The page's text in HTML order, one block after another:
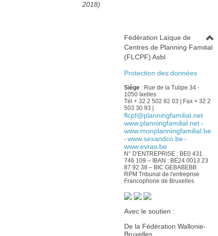
2018)
Fédération Laïque de
Centres de Planning Familial
(FLCPF) Asbl
Protection des données
Siège: Rue de la Tulipe 34 -
1050 Ixelles
Tél + 32 2 502 82 03 | Fax + 32 2
503 30 93 |
flcpf@planningfamilial.net
www.planningfamilial.net-
www.monplanningfamilial.be
- www.sexandco.be-
www.evras.be
N° D'ENTREPRISE : BE0 431
746 109 – IBAN : BE24 0013 23
87 92 38 – BIC GEBABEBB
RPM Tribunal de l'entreprise
Francophone de Bruxelles
Avec le soutien :
De la Fédération Wallonie-
Bruxelles